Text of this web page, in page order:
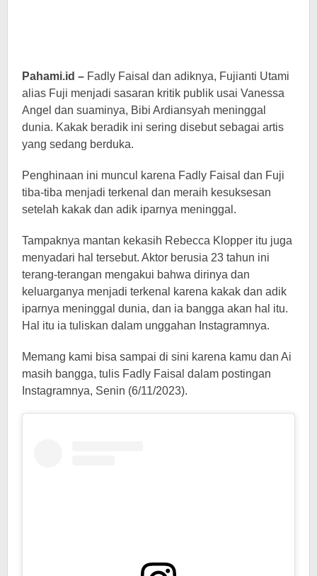
Pahami.id – Fadly Faisal dan adiknya, Fujianti Utami
alias Fuji menjadi sasaran kritik publik usai Vanessa
Angel dan suaminya, Bibi Ardiansyah meninggal
dunia. Kakak beradik ini sering disebut sebagai artis
yang sedang berduka.
Penghinaan ini muncul karena Fadly Faisal dan Fuji
tiba-tiba menjadi terkenal dan meraih kesuksesan
setelah kakak dan adik iparnya meninggal.
Tampaknya mantan kekasih Rebecca Klopper itu juga
menyadari hal tersebut. Aktor berusia 23 tahun ini
terang-terangan mengakui bahwa dirinya dan
keluarganya menjadi terkenal karena kakak dan adik
iparnya meninggal dunia, dan ia bangga akan hal itu.
Hal itu ia tuliskan dalam unggahan Instagramnya.
Memang kami bisa sampai di sini karena kamu dan Ai
masih bangga, tulis Fadly Faisal dalam postingan
Instagramnya, Senin (6/11/2023).